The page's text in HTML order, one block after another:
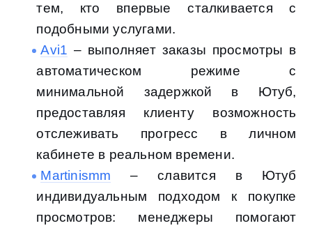
тем, кто впервые сталкивается с
подобными услугами.
Avi1 – выполняет заказы просмотры в
автоматическом режиме с
минимальной задержкой в Ютуб,
предоставляя клиенту возможность
отслеживать прогресс в личном
кабинете в реальном времени.
Martinismm – славится в Ютуб
индивидуальным подходом к покупке
просмотров: менеджеры помогают